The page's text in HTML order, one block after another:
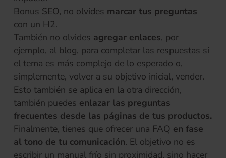
Bonus SEO, no olvides marcar tus preguntas
con un H2.
También no olvides agregar enlaces, por
ejemplo, al blog, para completar las respuestas si
el tema es más complejo de lo esperado o,
simplemente, volver a su objetivo inicial, vender.
Esto también se aplica en la otra dirección,
también puedes enlazar las preguntas
frecuentes desde las páginas de tus productos.
Finalmente, tienes que ofrecer una FAQ en fase
al tono de tu comunicación. El objetivo no es
escribir un manual frío sin proximidad, sino hacer